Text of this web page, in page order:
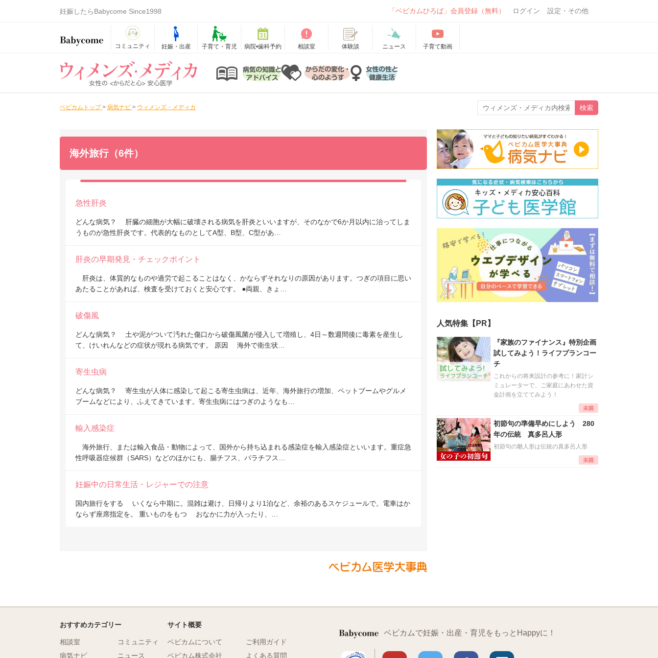
妊娠したらBabycome Since1998 「ベビカムひろば」会員登録（無料） ログイン 設定・その他
コミュニティ 妊娠・出産 子育て・育児 病院•歯科予約 相談室 体験談 ニュース 子育て動画
ベビカムトップ > 病気ナビ > ウィメンズ・メディカ
海外旅行（6件）
急性肝炎
どんな病気？ 肝臓の細胞が大幅に破壊される病気を肝炎といいますが、そのなかで6か月以内に治ってしま
うものが急性肝炎です。代表的なものとしてA型、B型、C型があ…
肝炎の早期発見・チェックポイント
肝炎は、体質的なものや過労で起こることはなく、かならずそれなりの原因があります。つぎの項目に思い
あたることがあれば、検査を受けておくと安心です。 ●両親、きょ…
破傷風
どんな病気？ 土や泥がついて汚れた傷口から破傷風菌が侵入して増殖し、4日～数週間後に毒素を産生し
て、けいれんなどの症状が現れる病気です。 原因 海外で衛生状…
寄生虫病
どんな病気？ 寄生虫が人体に感染して起こる寄生虫病は、近年、海外旅行の増加、ペットブームやグルメ
ブームなどにより、ふえてきています。寄生虫病にはつぎのようなも…
輸入感染症
海外旅行、または輸入食品・動物によって、国外から持ち込まれる感染症を輸入感染症といいます。重症急
性呼吸器症候群（SARS）などのほかにも、腸チフス、パラチフス…
妊娠中の日常生活・レジャーでの注意
国内旅行をする いくなら中期に。混雑は避け、日帰りより1泊など、余裕のあるスケジュールで。電車はか
ならず座席指定を。 重いものをもつ おなかに力が入ったり、…
人気特集【PR】
『家族のファイナンス』特別企画
試してみよう！ライフプランコー
チ
これからの将来設計の参考に！家計シ
ミュレーターで、ご家庭にあわせた資
金計画を立ててみよう！
初節句の準備早めにしよう 280
年の伝統 真多呂人形
初節句の雛人形は伝統の真多呂人形
ベビカムで妊娠・出産・育児をもっとHappyに！
おすすめカテゴリー
相談室
病気ナビ
コミュニティ
ニュース
サイト概要
ベビカムについて
ベビカム株式会社
ご利用ガイド
よくある質問